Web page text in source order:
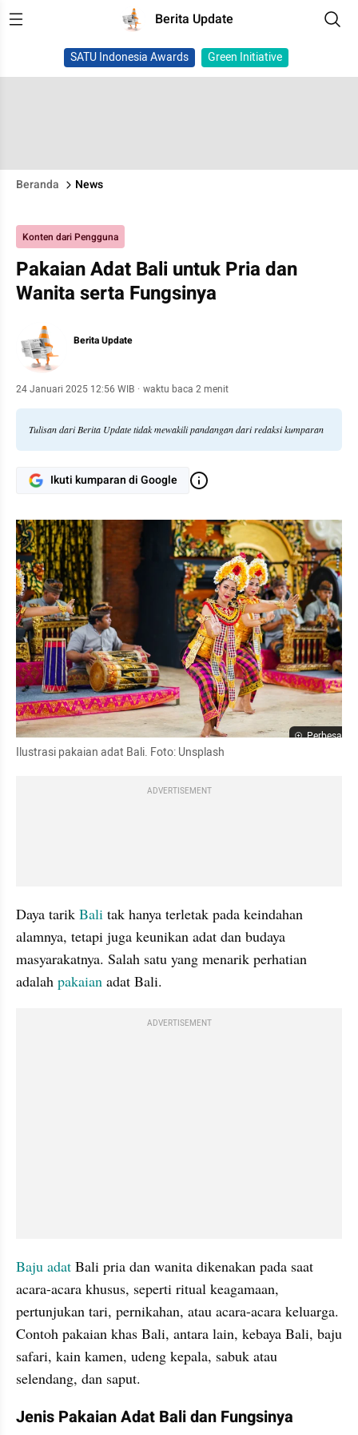
Berita Update
SATU Indonesia Awards Green Initiative
Beranda News
Konten dari Pengguna
Pakaian Adat Bali untuk Pria dan
Wanita serta Fungsinya
Berita Update
24 Januari 2025 12:56 WIB · waktu baca 2 menit
Tulisan dari Berita Update tidak mewakili pandangan dari redaksi kumparan
Ikuti kumparan di Google
Perbesar
Ilustrasi pakaian adat Bali. Foto: Unsplash
ADVERTISEMENT
Daya tarik Bali tak hanya terletak pada keindahan
alamnya, tetapi juga keunikan adat dan budaya
masyarakatnya. Salah satu yang menarik perhatian
adalah pakaian adat Bali.
ADVERTISEMENT
Baju adat Bali pria dan wanita dikenakan pada saat
acara-acara khusus, seperti ritual keagamaan,
pertunjukan tari, pernikahan, atau acara-acara keluarga.
Contoh pakaian khas Bali, antara lain, kebaya Bali, baju
safari, kain kamen, udeng kepala, sabuk atau
selendang, dan saput.
Jenis Pakaian Adat Bali dan Fungsinya